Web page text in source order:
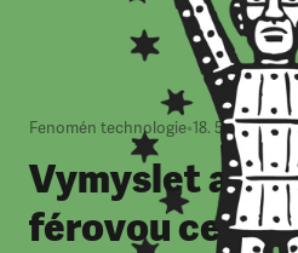
Fenomén technologie•18. 5. 2012•16
Vymyslet a
férovou cenu